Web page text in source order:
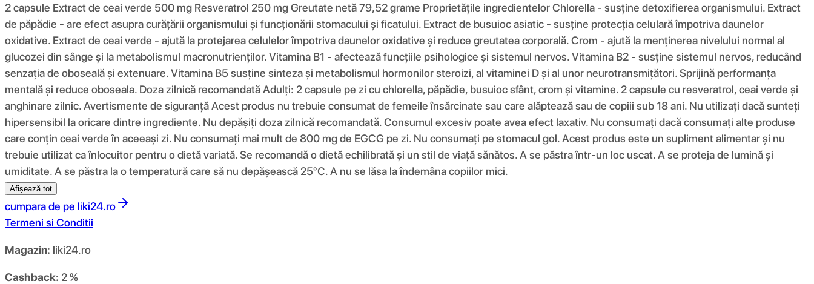
2 capsule Extract de ceai verde 500 mg Resveratrol 250 mg Greutate netă 79,52 grame Proprietățile ingredientelor Chlorella - susține detoxifierea organismului. Extract
de păpădie - are efect asupra curățării organismului și funcționării stomacului și ficatului. Extract de busuioc asiatic - susține protecția celulară împotriva daunelor
oxidative. Extract de ceai verde - ajută la protejarea celulelor împotriva daunelor oxidative și reduce greutatea corporală. Crom - ajută la menținerea nivelului normal al
glucozei din sânge și la metabolismul macronutrienților. Vitamina B1 - afectează funcțiile psihologice și sistemul nervos. Vitamina B2 - susține sistemul nervos, reducând
senzația de oboseală și extenuare. Vitamina B5 susține sinteza și metabolismul hormonilor steroizi, al vitaminei D și al unor neurotransmițători. Sprijină performanța
mentală și reduce oboseala. Doza zilnică recomandată Adulți: 2 capsule pe zi cu chlorella, păpădie, busuioc sfânt, crom și vitamine. 2 capsule cu resveratrol, ceai verde și
anghinare zilnic. Avertismente de siguranță Acest produs nu trebuie consumat de femeile însărcinate sau care alăptează sau de copiii sub 18 ani. Nu utilizați dacă sunteți
hipersensibil la oricare dintre ingrediente. Nu depășiți doza zilnică recomandată. Consumul excesiv poate avea efect laxativ. Nu consumați dacă consumați alte produse
care conțin ceai verde în aceeași zi. Nu consumați mai mult de 800 mg de EGCG pe zi. Nu consumați pe stomacul gol. Acest produs este un supliment alimentar și nu
trebuie utilizat ca înlocuitor pentru o dietă variată. Se recomandă o dietă echilibrată și un stil de viață sănătos. A se păstra într-un loc uscat. A se proteja de lumină și
umiditate. A se păstra la o temperatură care să nu depășească 25°C. A nu se lăsa la îndemâna copiilor mici.
Afișează tot
cumpara de pe liki24.ro
Termeni si Conditii
Magazin: liki24.ro
Cashback: 2 %